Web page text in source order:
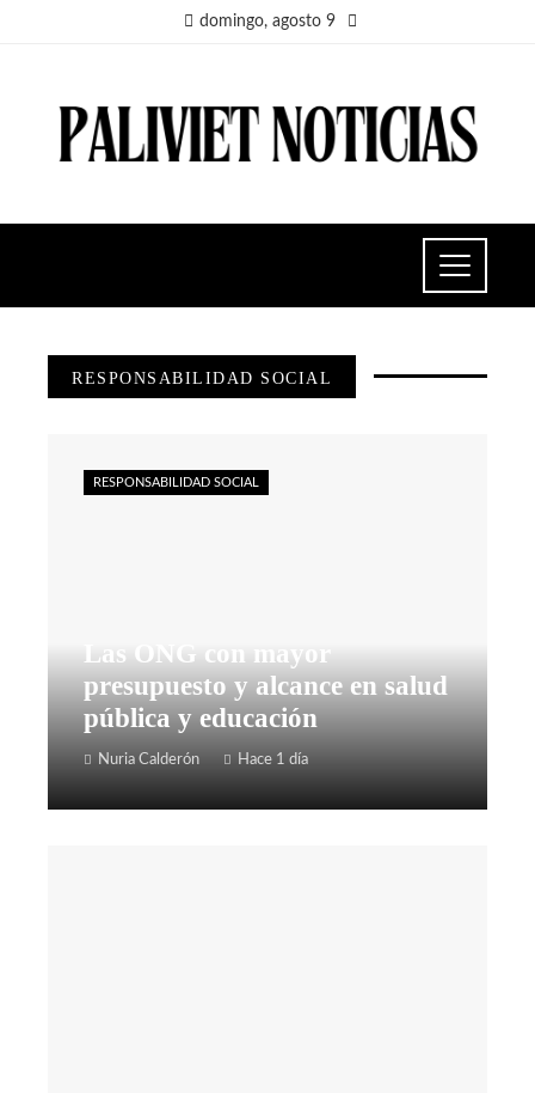
domingo, agosto 9
RESPONSABILIDAD SOCIAL
Las ONG con mayor
presupuesto y alcance en salud
pública y educación
Nuria Calderón Hace 1 día
RESPONSABILIDAD SOCIAL